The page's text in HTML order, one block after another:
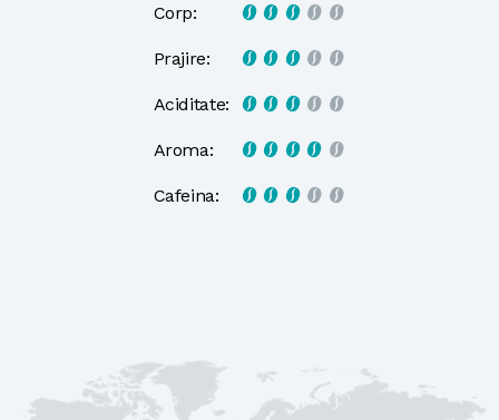
Corp:
Prajire:
Aciditate:
Aroma:
Cafeina: